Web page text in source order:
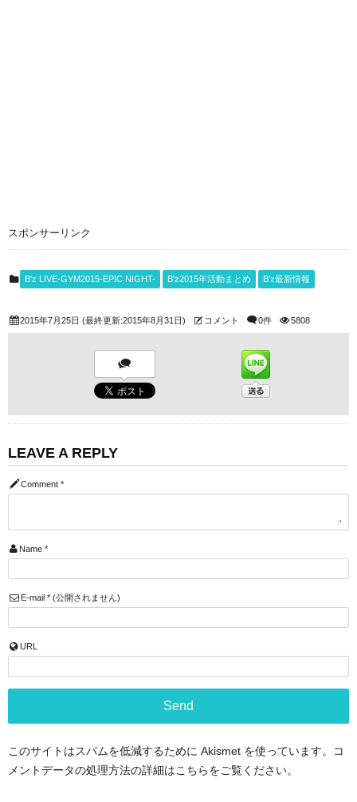
スポンサーリンク
B'z LIVE-GYM2015-EPIC NIGHT- B'z2015年活動まとめ B'z最新情報
2015年7月25日 (最終更新:2015年8月31日) コメント 0件 5808
LEAVE A REPLY
Comment *
Name *
E-mail *(公開されません)
URL
このサイトはスパムを低減するために Akismet を使っています。
コ
メントデータの処理方法の詳細はこちらをご覧ください。